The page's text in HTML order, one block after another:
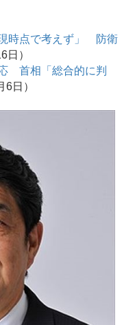
時点で考えず」 防衛
日）
首相「総合的に判
6日）